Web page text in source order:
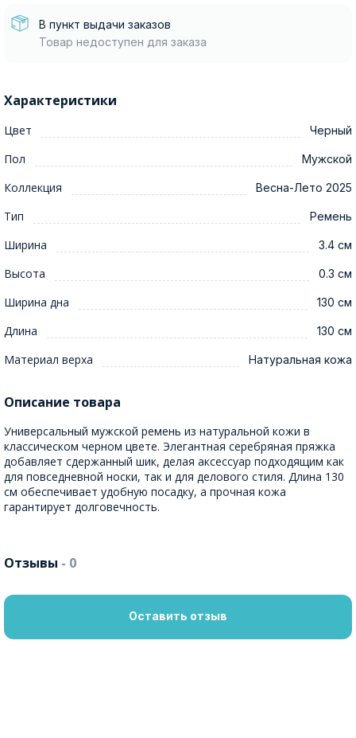
В пункт выдачи заказов
Товар недоступен для заказа
Характеристики
Цвет Черный
Пол Мужской
Коллекция Весна-Лето 2025
Тип Ремень
Ширина 3.4 см
Высота 0.3 см
Ширина дна 130 см
Длина 130 см
Материал верха Натуральная кожа
Описание товара
Универсальный мужской ремень из натуральной кожи в
классическом черном цвете. Элегантная серебряная пряжка
добавляет сдержанный шик, делая аксессуар подходящим как
для повседневной носки, так и для делового стиля. Длина 130
см обеспечивает удобную посадку, а прочная кожа
гарантирует долговечность.
Отзывы - 0
Оставить отзыв